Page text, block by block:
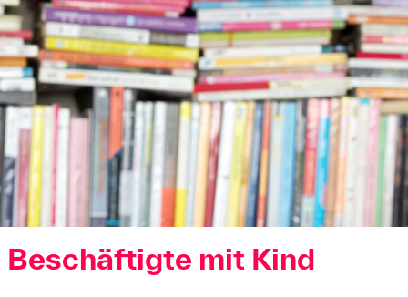
Beschäftigte mit Kind